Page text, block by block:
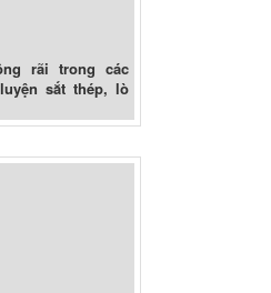
rãi trong các
sắt thép, lò